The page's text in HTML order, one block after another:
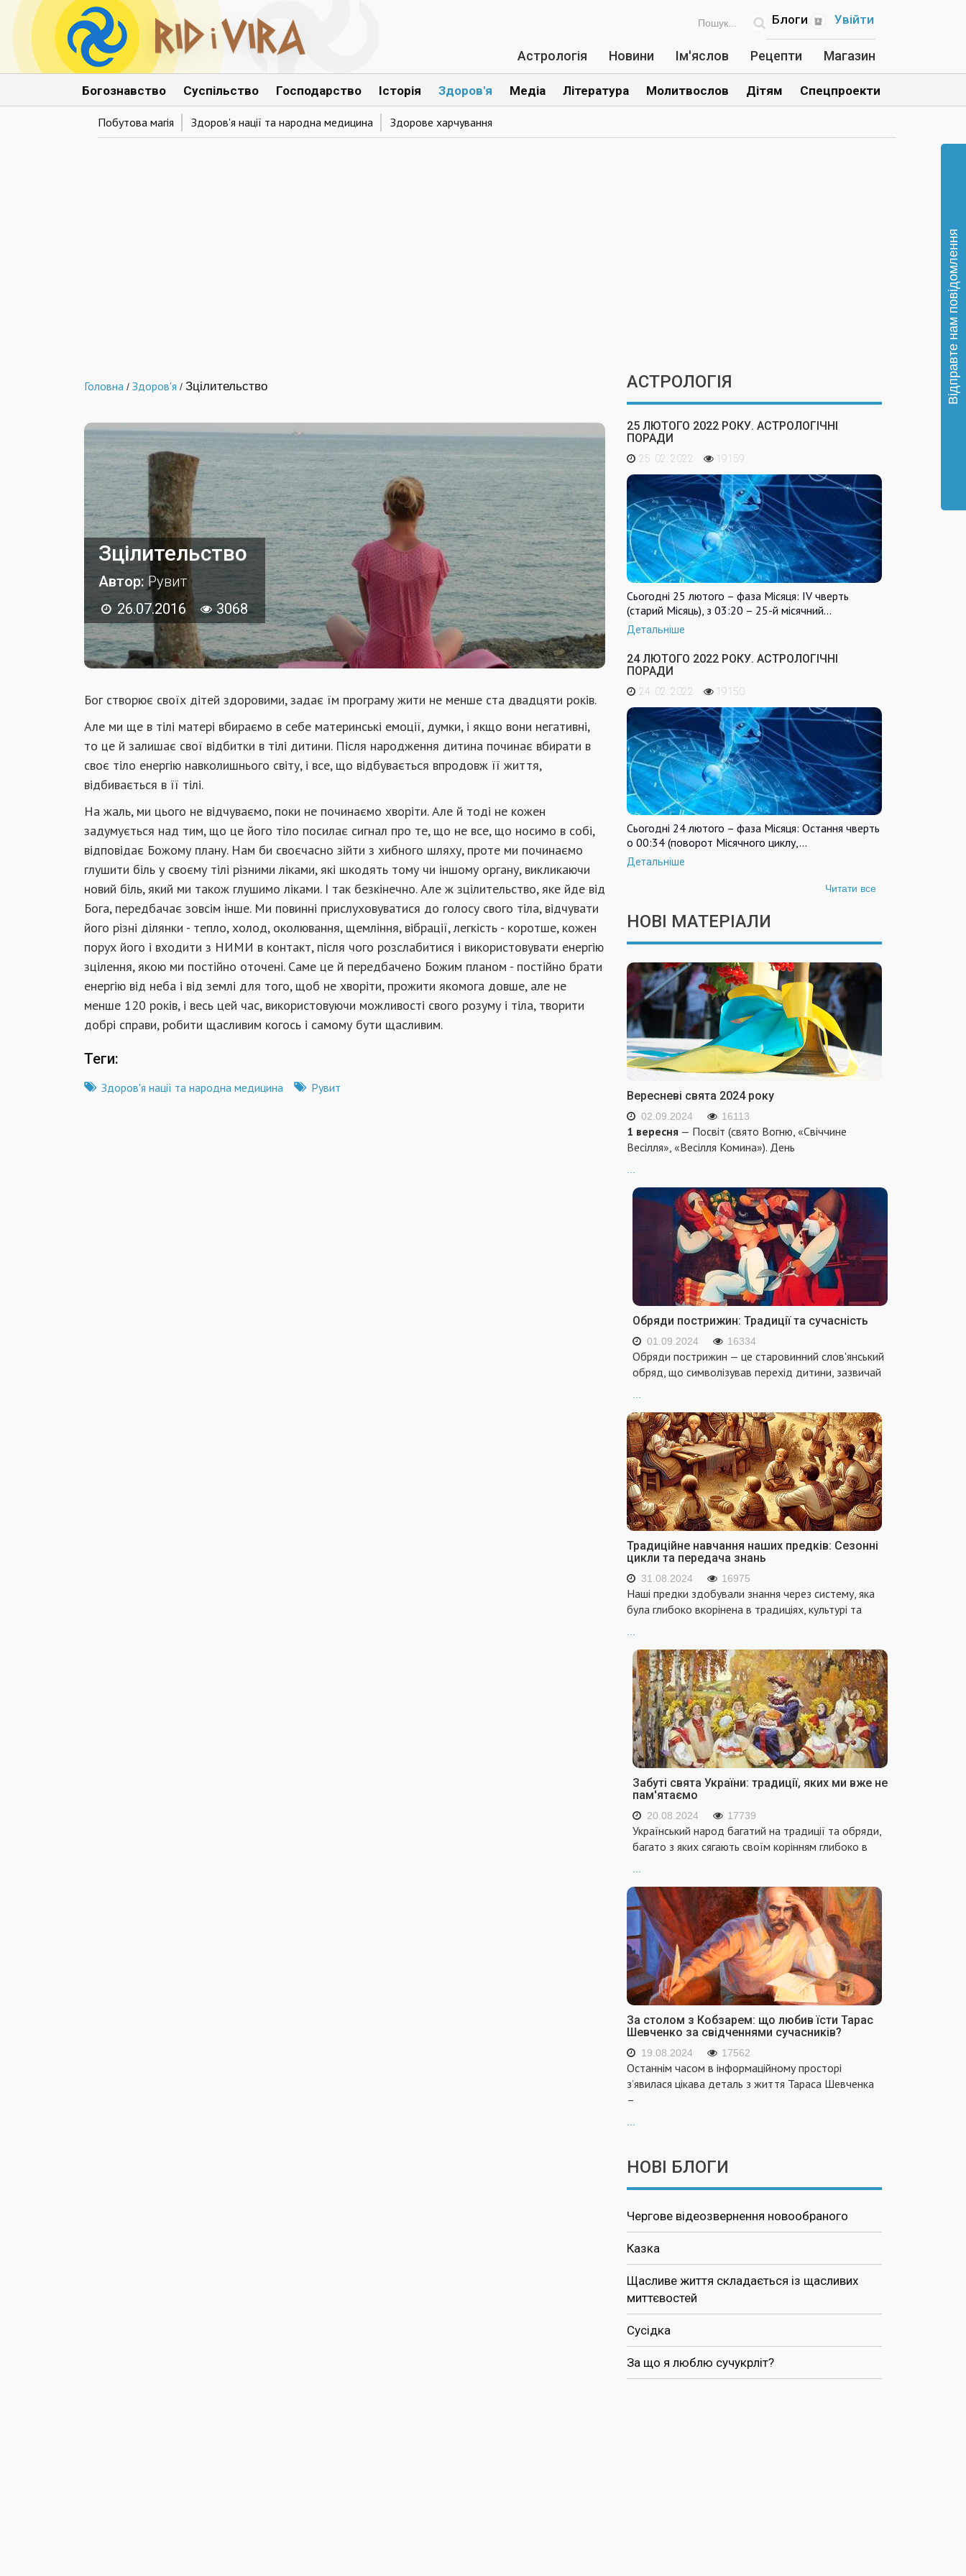
Увійти
Блоги
Астрологія Новини Ім'яслов Рецепти Магазин
Богознавство Суспільство Господарство Історія Здоров'я
Побутова магія Здоров'я нації та народна медицина Здорове харчування
Медіа Література Молитвослов Дітям Спецпроекти
Головна / Здоров'я / Зцілительство
Зцілительство
Автор: Рувит
26.07.2016
3068
Бог створює своїх дітей здоровими, задає їм програму жити не менше ста двадцяти років.
Але ми ще в тілі матері вбираємо в себе материнські емоції, думки, і якщо вони негативні,
то це й залишає свої відбитки в тілі дитини. Після народження дитина починає вбирати в
своє тіло енергію навколишнього світу, і все, що відбувається впродовж її життя,
відбивається в її тілі.
На жаль, ми цього не відчуваємо, поки не починаємо хворіти. Але й тоді не кожен
задумується над тим, що це його тіло посилає сигнал про те, що не все, що носимо в собі,
відповідає Божому плану. Нам би своєчасно зійти з хибного шляху, проте ми починаємо
глушити біль у своєму тілі різними ліками, які шкодять тому чи іншому органу, викликаючи
новий біль, який ми також глушимо ліками. І так безкінечно. Але ж зцілительство, яке йде від
Бога, передбачає зовсім інше. Ми повинні прислуховуватися до голосу свого тіла, відчувати
його різні ділянки - тепло, холод, околювання, щемління, вібрації, легкість - коротше, кожен
порух його і входити з НИМИ в контакт, після чого розслабитися і використовувати енергію
зцілення, якою ми постійно оточені. Саме це й передбачено Божим планом - постійно брати
енергію від неба і від землі для того, щоб не хворіти, прожити якомога довше, але не
менше 120 років, і весь цей час, використовуючи можливості свого розуму і тіла, творити
добрі справи, робити щасливим когось і самому бути щасливим.
Теги:
Здоров'я нації та народна медицина Рувит
АСТРОЛОГІЯ
25 ЛЮТОГО 2022 РОКУ. АСТРОЛОГІЧНІ
ПОРАДИ
25. 02. 2022 19159
Сьогодні 25 лютого – фаза Місяця: IV чверть
(старий Місяць), з 03:20 – 25-й місячний…
Детальніше
24 ЛЮТОГО 2022 РОКУ. АСТРОЛОГІЧНІ
ПОРАДИ
24. 02. 2022 19150
Сьогодні 24 лютого – фаза Місяця: Остання чверть
о 00:34 (поворот Місячного циклу,…
Детальніше
Читати все
НОВІ МАТЕРІАЛИ
Вересневі свята 2024 року
02.09.2024 16113
1 вересня — Посвіт (свято Вогню, «Свіччине
Весілля», «Весілля Комина»). День
...
Обряди пострижин: Традиції та сучасність
01.09.2024 16334
Обряди пострижин — це старовинний слов'янський
обряд, що символізував перехід дитини, зазвичай
...
Традиційне навчання наших предків: Сезонні
цикли та передача знань
31.08.2024 16975
Наші предки здобували знання через систему, яка
була глибоко вкорінена в традиціях, культурі та
...
Забуті свята України: традиції, яких ми вже не
пам'ятаємо
20.08.2024 17739
Український народ багатий на традиції та обряди,
багато з яких сягають своїм корінням глибоко в
...
За столом з Кобзарем: що любив їсти Тарас
Шевченко за свідченнями сучасників?
19.08.2024 17562
Останнім часом в інформаційному просторі
з’явилася цікава деталь з життя Тараса Шевченка
–
...
НОВІ БЛОГИ
Чергове відеозвернення новообраного
Казка
Щасливе життя складається із щасливих
миттєвостей
Сусідка
За що я люблю сучукрліт?
Відправте нам повідомлення